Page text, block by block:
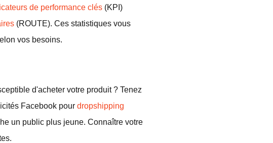
de performance clés (KPI)
(ROUTE). Ces statistiques vous
vos besoins.
d'acheter votre produit ? Tenez
Facebook pour dropshipping
un public plus jeune. Connaître votre